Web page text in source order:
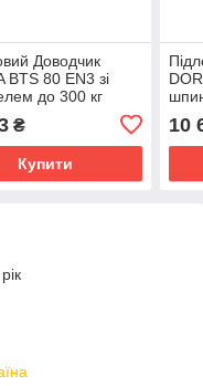
Доводчик
BTS 80 EN3 зі
до 300 кг
₴
Купити
10